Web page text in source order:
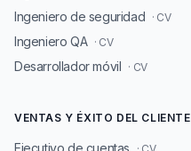
Ingeniero de seguridad · CV
Ingeniero QA · CV
Desarrollador móvil · CV
VENTAS Y ÉXITO DEL CLIENTE
Ejecutivo de cuentas